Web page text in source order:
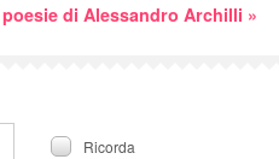
di Alessandro Archilli »
Ricorda